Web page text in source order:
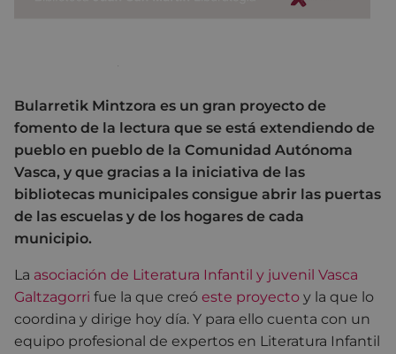
Bularretik Mintzora es un gran proyecto de
fomento de la lectura que se está extendiendo de
pueblo en pueblo de la Comunidad Autónoma
Vasca, y que gracias a la iniciativa de las
bibliotecas municipales consigue abrir las puertas
de las escuelas y de los hogares de cada
municipio.
La asociación de Literatura Infantil y juvenil Vasca
Galtzagorri fue la que creó este proyecto y la que lo
coordina y dirige hoy día. Y para ello cuenta con un
equipo profesional de expertos en Literatura Infantil